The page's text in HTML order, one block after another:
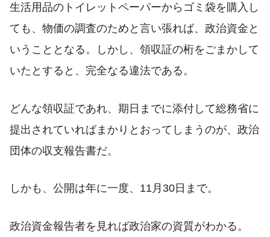
生活用品のトイレットペーパーからゴミ袋を購入し
ても、物価の調査のためと言い張れば、政治資金と
いうこととなる。しかし、領収証の桁をごまかして
いたとすると、完全なる違法である。
どんな領収証であれ、期日までに添付して総務省に
提出されていればまかりとおってしまうのが、政治
団体の収支報告書だ。
しかも、公開は年に一度、11月30日まで。
政治資金報告者を見れば政治家の資質がわかる。